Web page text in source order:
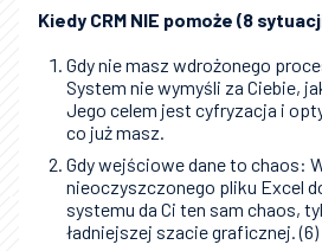
Kiedy CRM NIE pomoże (8
Gdy nie masz wdrożonego
System nie wymyśli za Ciebie,
Jego celem jest cyfryzacja i
co już masz.
Gdy wejściowe dane to chaos:
nieoczyszczonego pliku Excel
systemu da Ci ten sam chaos,
ładniejszej szacie graficznej. (6)